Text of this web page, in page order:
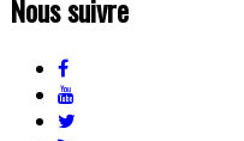
Nous suivre